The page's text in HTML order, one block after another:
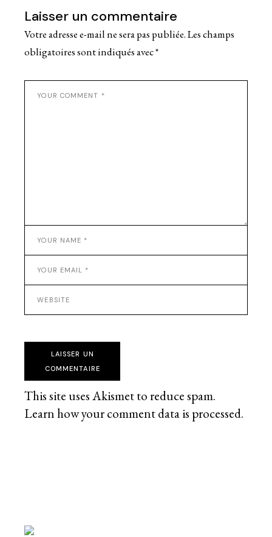
Laisser un commentaire
Votre adresse e-mail ne sera pas publiée.Les champs
obligatoires sont indiqués avec*
LAISSER UN
COMMENTAIRE
This site uses Akismet to reduce spam.
Learn how your comment data is processed.